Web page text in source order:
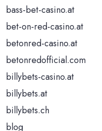
bass-bet-casino.at
bet-on-red-casino.at
betonred-casino.at
betonredofficial.com
billybets-casino.at
billybets.at
billybets.ch
blog